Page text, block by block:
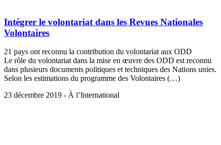
Intégrer le volontariat dans les Revues Nationales
Volontaires
21 pays ont reconnu la contribution du volontariat aux ODD
Le rôle du volontariat dans la mise en œuvre des ODD est reconnu
dans plusieurs documents politiques et techniques des Nations unies.
Selon les estimations du programme des Volontaires (…)
23 décembre 2019 - À l’International